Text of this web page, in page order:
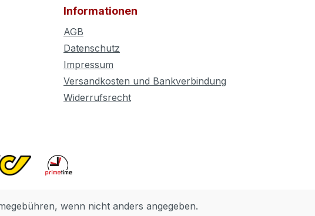
Informationen
AGB
Datenschutz
Impressum
Versandkosten und Bankverbindung
Widerrufsrecht
wenn nicht anders angegeben.